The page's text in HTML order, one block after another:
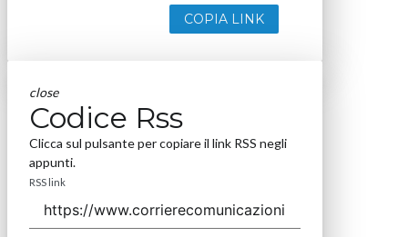
COPIA LINK
close
Codice Rss
Clicca sul pulsante per copiare il link RSS negli
appunti.
RSS link